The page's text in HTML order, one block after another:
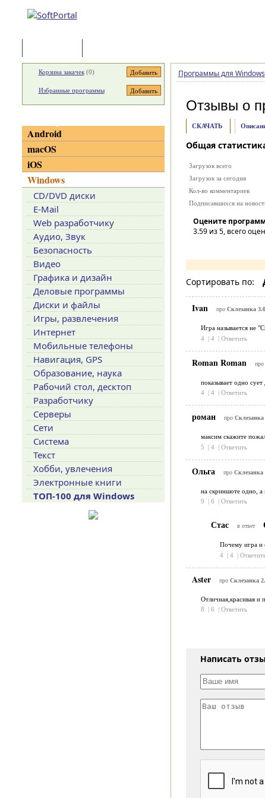
Программы для Windows
Отзывы о
СКАЧАТЬ
Общая
Загрузок всего
Загрузок за сегодня
Кол-во комментариев
Подписавшихся на
Оцените
3.59из 5, всего
Сортировать по:
Ivan про Склезанка
Игра называется не
4 | 4 | Ответить
Roman Roman про
показывает одно сует
4 | 4 | Ответить
роман про Склезанка
максим скажите
5
| 4 | Ответить
Ольга про Склезанка
на скриншоте одно, а
9
| 6 | Ответить
Стас в ответ
Почему игра и
4 | 4 |
Aster про Склезанка
Отличная,красивая и
8
| 6 | Ответить
Написать
Корзина закачек(0)
Избранные программы
Android
macOS
iOS
Windows
CD/DVD диски
E-Mail
Web разработчику
Аудио, Звук
Безопасность
Видео
Графика и дизайн
Деловые программы
Диски и файлы
Игры, развлечения
Интернет
Мобильные телефоны
Навигация, GPS
Образование, наука
Рабочий стол, десктоп
Разработчику
Серверы
Сети
Система
Текст
Хобби, увлечения
Электронные книги
ТОП-100 для Windows